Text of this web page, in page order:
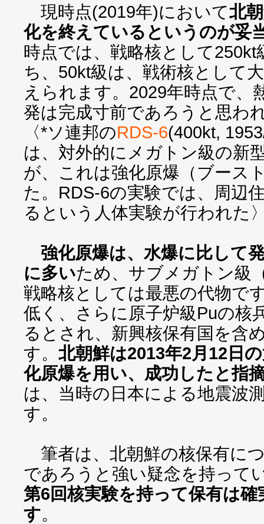
現時点(2019年)において北
化を終えているというのが妥
時点では、戦略核として250kt
ち、50kt級は、戦術核として
えられます。2029年時点で、
発は完成寸前であろうと思わ
〈*ソ連邦のRDS-6(400kt,
は、対外的にメガトン級の新
が、これは強化原爆（ブース
た。RDS-6の実験では、周辺
るという人体実験が行われた
強化原爆は、水爆に比して
に多いため、サブメガトン級
戦略核としては最悪の代物で
低く、さらに原子炉級Puの核
るとされ、新興核保有国を含
す。 北朝鮮は2013年2月12日
化原爆を用い、成功したと指
は、当時の日本による地震波
す。
筆者は、北朝鮮の核保有に
であろうと強い疑念を持って
第6回核実験を持って保有は
す。